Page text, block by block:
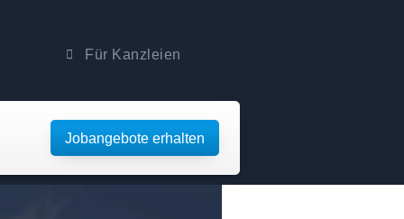
Für Kanzleien
Jobangebote erhalten